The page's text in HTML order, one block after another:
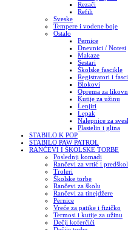
Rezači
Refili
Sveske
Tempere i vodene boje
Ostalo
Pernice
Dnevnici / Notesi
Makaze
Šestari
Školske fascikle
Registratori i
Blokovi
Oprema za
Kutije za užinu
Lenjiri
Lepak
Nalepnice za
Plastelin i glina
STABILO K POP
STABILO PAW PATROL
RANČEVI I ŠKOLSKE TORBE
Poslednji komadi
Rančevi za vrtić i
Troleri
Školske torbe
Rančevi za školu
Rančevi za tinejdžere
Pernice
Vreće za patike i fizičko
Termosi i kutije za užinu
Dečji koferčići